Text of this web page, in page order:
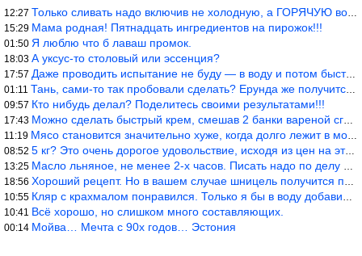
12:27 Только сливать надо включив не холодную, а ГОРЯЧУЮ воду. Трубы в
15:29 Мама родная! Пятнадцать ингредиентов на пирожок!!!
01:50 Я люблю что б лаваш промок.
18:03 А уксус-то столовый или эссенция?
17:57 Даже проводить испытание не буду — в воду и потом быстро в раска
01:11 Тань, сами-то так пробовали сделать? Ерунда же получится. Нет, с
09:57 Кто нибудь делал? Поделитесь своими результатами!!!
17:43 Можно сделать быстрый крем, смешав 2 банки вареной сгущенки со с
11:19 Мясо становится значительно хуже, когда долго лежит в морозилке
08:52 5 кг? Это очень дорогое удовольствие, исходя из цен на эту ягоду
13:25 Масло льняное, не менее 2-х часов. Писать надо по делу и подробн
18:56 Хороший рецепт. Но в вашем случае шницель получится парено-варен
10:55 Кляр с крахмалом понравился. Только я бы в воду добавил бы молок
10:41 Всё хорошо, но слишком много составляющих.
00:14 Мойва… Мечта с 90х годов… Эстония